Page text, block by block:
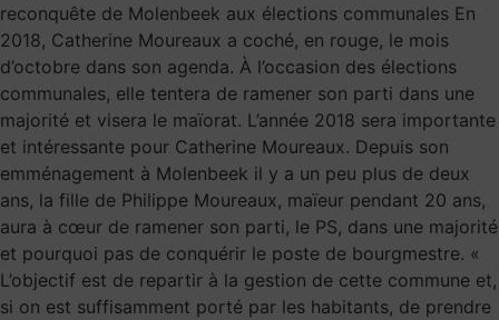
reconquête de Molenbeek aux élections communales En
2018, Catherine Moureaux a coché, en rouge, le mois
d’octobre dans son agenda. À l’occasion des élections
communales, elle tentera de ramener son parti dans une
majorité et visera le maïorat. L’année 2018 sera importante
et intéressante pour Catherine Moureaux. Depuis son
emménagement à Molenbeek il y a un peu plus de deux
ans, la fille de Philippe Moureaux, maïeur pendant 20 ans,
aura à cœur de ramener son parti, le PS, dans une majorité
et pourquoi pas de conquérir le poste de bourgmestre. «
L’objectif est de repartir à la gestion de cette commune et,
si on est suffisamment porté par les habitants, de prendre